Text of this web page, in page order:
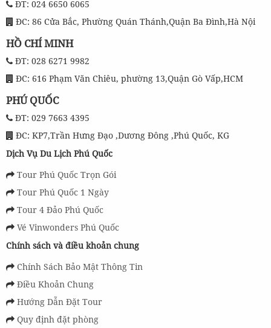
ĐT: 024 6650 6065
ĐC: 86 Cửa Bắc, Phường Quán Thánh,Quận Ba Đình,Hà Nội
HỒ CHÍ MINH
ĐT: 028 6271 9982
ĐC: 616 Phạm Văn Chiêu, phường 13,Quận Gò Vấp,HCM
PHÚ QUỐC
ĐT: 029 7663 4395
ĐC: KP7,Trần Hưng Đạo ,Dương Đông ,Phú Quốc, KG
Dịch Vụ Du Lịch Phú Quốc
Tour Phú Quốc Trọn Gói
Tour Phú Quốc 1 Ngày
Tour 4 Đảo Phú Quốc
Vé Vinwonders Phú Quốc
Chính sách và điều khoản chung
Chính Sách Bảo Mật Thông Tin
Điều Khoản Chung
Hướng Dẫn Đặt Tour
Quy định đặt phòng